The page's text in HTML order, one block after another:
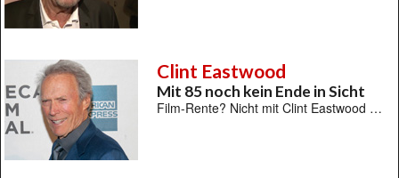
Clint Eastwood
Mit 85 noch kein Ende in Sicht
Film-Rente? Nicht mit Clint Eastwood …